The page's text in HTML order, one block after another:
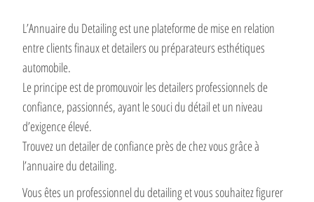
L’Annuaire du Detailing est une plateforme de mise en relation
entre clients finaux et detailers ou préparateurs esthétiques
automobile.
Le principe est de promouvoir les detailers professionnels de
confiance, passionnés, ayant le souci du détail et un niveau
d’exigence élevé.
Trouvez un detailer de confiance près de chez vous grâce à
l’annuaire du detailing.
Vous êtes un professionnel du detailing et vous souhaitez figurer